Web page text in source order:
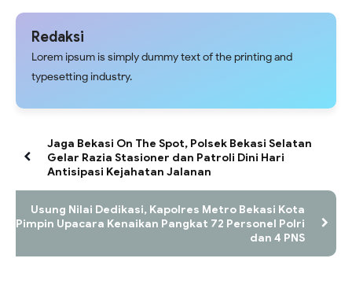
Redaksi
Lorem ipsum is simply dummy text of the printing and
typesetting industry.
Jaga Bekasi On The Spot, Polsek Bekasi Selatan
Gelar Razia Stasioner dan Patroli Dini Hari
Antisipasi Kejahatan Jalanan
Usung Nilai Dedikasi, Kapolres Metro Bekasi Kota
Pimpin Upacara Kenaikan Pangkat 72 Personel Polri
dan 4 PNS